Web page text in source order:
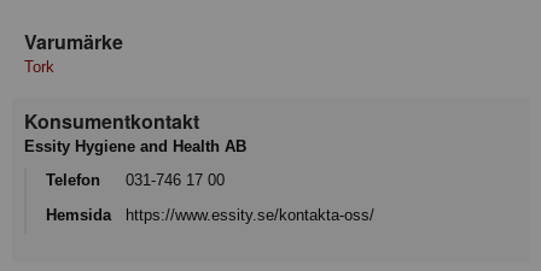
Varumärke
Tork
Konsumentkontakt
Essity Hygiene and Health AB
Telefon
031-746 17 00
Hemsida
https://www.essity.se/kontakta-oss/